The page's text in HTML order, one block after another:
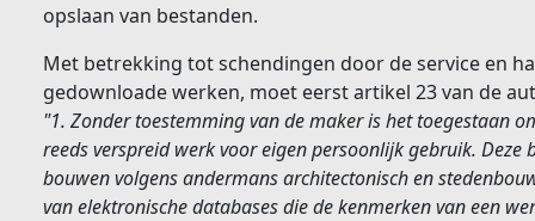
opslaan van bestanden.
Met betrekking tot schendingen door de service en
gedownloade werken, moet eerst artikel 23 van de
"1. Zonder toestemming van de maker is het toegestaan
reeds verspreid werk voor eigen persoonlijk gebruik.
bouwen volgens andermans architectonisch en
van elektronische databases die de kenmerken van een